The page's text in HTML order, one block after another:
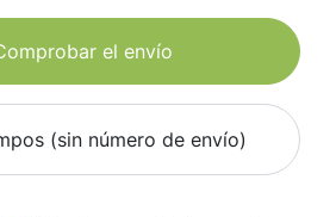
el envío
(sin número de envío)